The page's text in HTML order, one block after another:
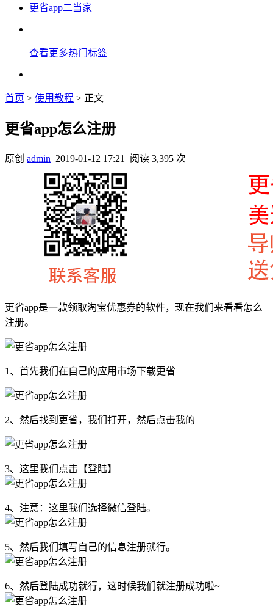
更省app二当家
查看更多热门标签
首页 > 使用教程 > 正文
更省app怎么注册
原创 admin 2019-01-12 17:21 阅读 3,395 次
更省app是一款领取淘宝优惠券的软件，现在我们来看看怎么
注册。
1、首先我们在自己的应用市场下载更省
2、然后找到更省，我们打开，然后点击我的
3、这里我们点击【登陆】
4、注意：这里我们选择微信登陆。
5、然后我们填写自己的信息注册就行。
6、然后登陆成功就行，这时候我们就注册成功啦~